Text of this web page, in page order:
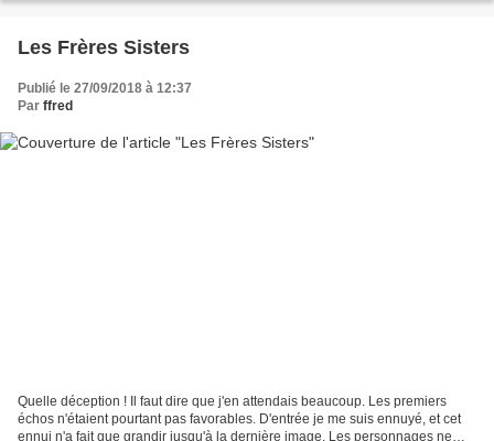
Les Frères Sisters
Publié le 27/09/2018 à 12:37
Par ffred
Quelle déception ! Il faut dire que j'en attendais beaucoup. Les premiers
échos n'étaient pourtant pas favorables. D'entrée je me suis ennuyé, et cet
ennui n'a fait que grandir jusqu'à la dernière image. Les personnages ne